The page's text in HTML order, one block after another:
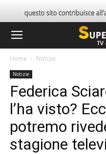
Home Notizie
Notizie
Federica
l’ha visto?
potremo
stagione